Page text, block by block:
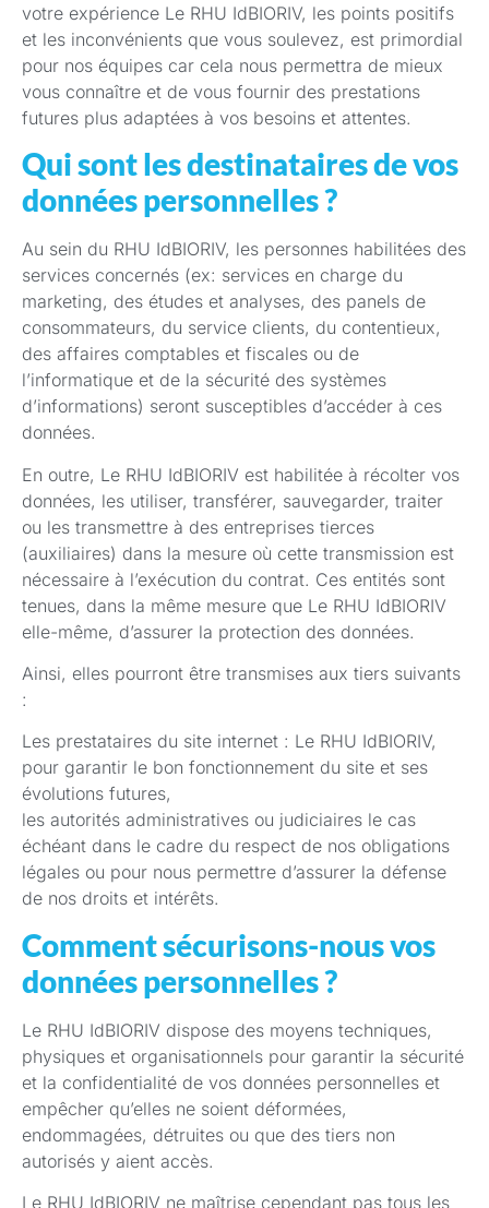
votre expérience Le RHU IdBIORIV, les points positifs
et les inconvénients que vous soulevez, est primordial
pour nos équipes car cela nous permettra de mieux
vous connaître et de vous fournir des prestations
futures plus adaptées à vos besoins et attentes.
Qui sont les destinataires de vos
données personnelles ?
Au sein du RHU IdBIORIV, les personnes habilitées des
services concernés (ex: services en charge du
marketing, des études et analyses, des panels de
consommateurs, du service clients, du contentieux,
des affaires comptables et fiscales ou de
l’informatique et de la sécurité des systèmes
d’informations) seront susceptibles d’accéder à ces
données.
En outre, Le RHU IdBIORIV est habilitée à récolter vos
données, les utiliser, transférer, sauvegarder, traiter
ou les transmettre à des entreprises tierces
(auxiliaires) dans la mesure où cette transmission est
nécessaire à l’exécution du contrat. Ces entités sont
tenues, dans la même mesure que Le RHU IdBIORIV
elle-même, d’assurer la protection des données.
Ainsi, elles pourront être transmises aux tiers suivants
:
Les prestataires du site internet : Le RHU IdBIORIV,
pour garantir le bon fonctionnement du site et ses
évolutions futures,
les autorités administratives ou judiciaires le cas
échéant dans le cadre du respect de nos obligations
légales ou pour nous permettre d’assurer la défense
de nos droits et intérêts.
Comment sécurisons-nous vos
données personnelles ?
Le RHU IdBIORIV dispose des moyens techniques,
physiques et organisationnels pour garantir la sécurité
et la confidentialité de vos données personnelles et
empêcher qu’elles ne soient déformées,
endommagées, détruites ou que des tiers non
autorisés y aient accès.
Le RHU IdBIORIV ne maîtrise cependant pas tous les